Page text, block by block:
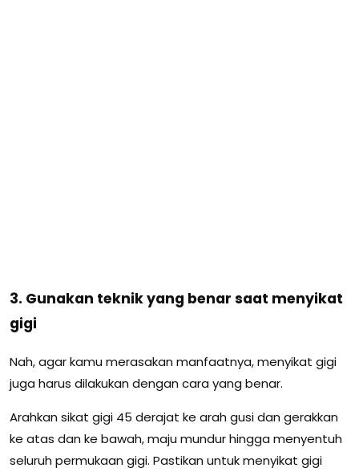
3. Gunakan teknik yang benar saat menyikat
gigi
Nah, agar kamu merasakan manfaatnya, menyikat gigi
juga harus dilakukan dengan cara yang benar.
Arahkan sikat gigi 45 derajat ke arah gusi dan gerakkan
ke atas dan ke bawah, maju mundur hingga menyentuh
seluruh permukaan gigi. Pastikan untuk menyikat gigi